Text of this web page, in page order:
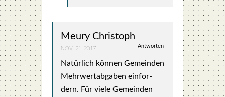
Meury Christoph
Antworten
NOV. 21, 2017
Natür­lich kön­nen Gemein­den
Mehr­wert­ab­ga­ben ein­for­
dern. Für vie­le Gemein­den